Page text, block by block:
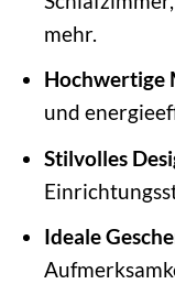
mehr.
Hochwertige
und
Stilvolles
Ideale